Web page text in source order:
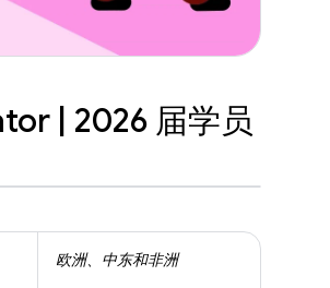
| 2026 届学员
欧洲、中东和非洲